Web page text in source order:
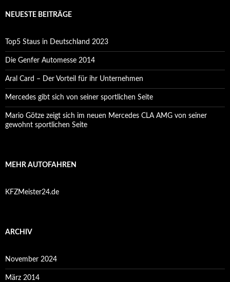
NEUESTE BEITRÄGE
Top5 Staus in Deutschland 2023
Die Genfer Automesse 2014
Aral Card – Der Vorteil für ihr Unternehmen
Mercedes gibt sich von seiner sportlichen Seite
Mario Götze zeigt sich im neuen Mercedes CLA AMG von seiner
gewohnt sportlichen Seite
MEHR AUTOFAHREN
KFZMeister24.de
ARCHIV
November 2024
März 2014